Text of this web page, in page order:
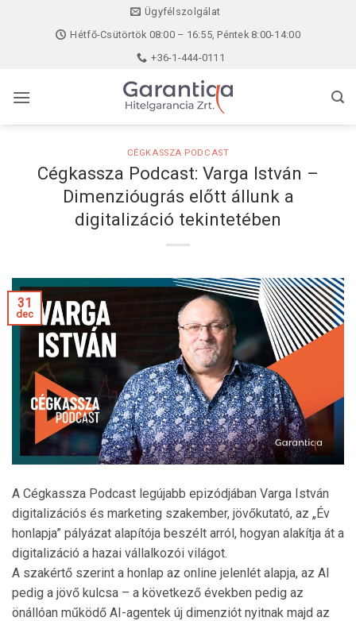
Ügyfélszolgálat
Hétfő-Csütörtök 08:00 – 16:55, Péntek 8:00-14:00
+36-1-444-0111
CÉGKASSZA PODCAST
Cégkassza Podcast: Varga István –
Dimenzióugrás előtt állunk a
digitalizáció tekintetében
31
dec
A Cégkassza Podcast legújabb epizódjában Varga István
digitalizációs és marketing szakember, jövőkutató, az „Év
honlapja” pályázat alapítója beszélt arról, hogyan alakítja át a
digitalizáció a hazai vállalkozói világot.
A szakértő szerint a honlap az online jelenlét alapja, az AI
pedig a jövő kulcsa – a következő években pedig az
önállóan működő AI-agentek új dimenziót nyitnak majd az